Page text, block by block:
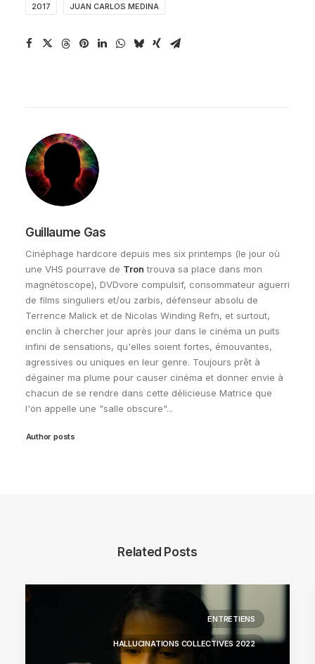
2017 JUAN CARLOS MEDINA
Guillaume Gas
Cinéphage hardcore depuis mes six printemps (le jour où
une VHS pourrave de Tron trouva sa place dans mon
magnétoscope), DVDvore compulsif, consommateur aguerri
de films singuliers et/ou zarbis, défenseur absolu de
Terrence Malick et de Nicolas Winding Refn, et surtout,
enclin à chercher jour après jour dans le cinéma un puits
infini de sensations, qu'elles soient fortes, émouvantes,
agressives ou uniques en leur genre. Toujours prêt à
dégainer ma plume pour causer cinéma et donner envie à
chacun de se rendre dans cette délicieuse Matrice que
l'on appelle une "salle obscure"...
Author posts
Related Posts
ENTRETIENS
HALLUCINATIONS COLLECTIVES 2022